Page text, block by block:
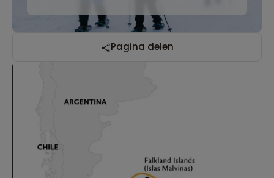
Pagina delen